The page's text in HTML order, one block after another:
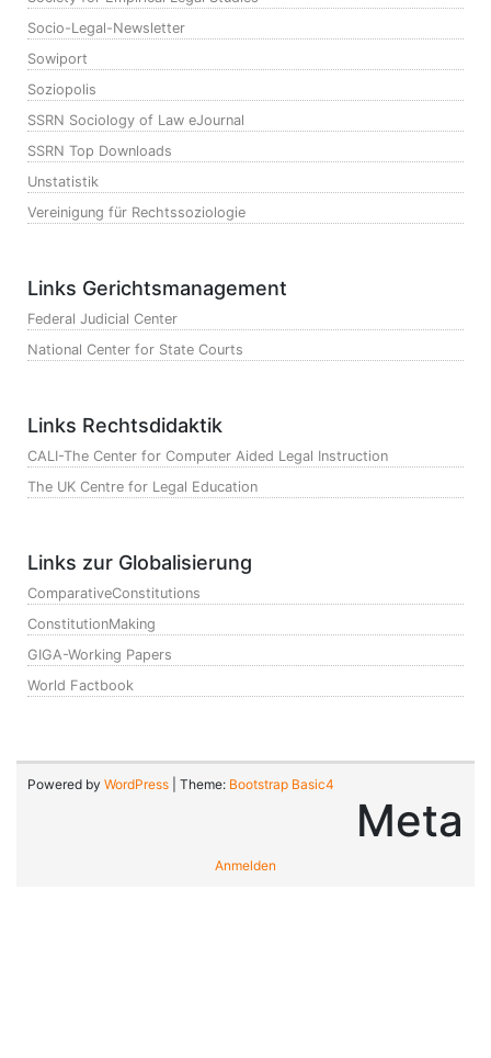
Socio-Legal-Newsletter
Sowiport
Soziopolis
SSRN Sociology of Law eJournal
SSRN Top Downloads
Unstatistik
Vereinigung für Rechtssoziologie
Links Gerichtsmanagement
Federal Judicial Center
National Center for State Courts
Links Rechtsdidaktik
CALI-The Center for Computer Aided Legal Instruction
The UK Centre for Legal Education
Links zur Globalisierung
ComparativeConstitutions
ConstitutionMaking
GIGA-Working Papers
World Factbook
Powered by WordPress | Theme: Bootstrap Basic4
Meta
Anmelden